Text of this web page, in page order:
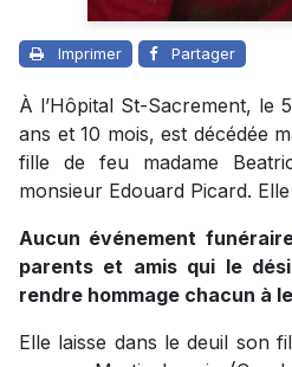
Imprimer Partager
À l’Hôpital St-Sacrement, le
ans et 10 mois, est décédée
fille de feu madame
monsieur Edouard Picard.
Aucun événement
parents et amis qui le
rendre hommage chacun à
Elle laisse dans le deuil son